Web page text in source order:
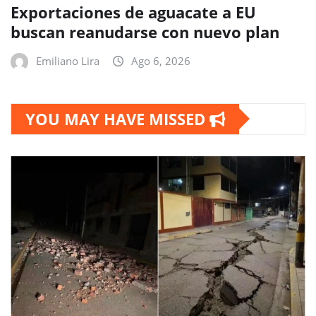
Exportaciones de aguacate a EU
buscan reanudarse con nuevo plan
Emiliano Lira Ago 6, 2026
YOU MAY HAVE MISSED